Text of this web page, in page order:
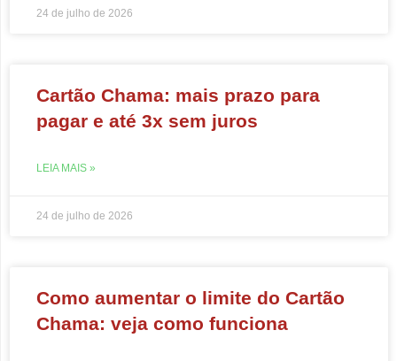
24 de julho de 2026
Cartão Chama: mais prazo para
pagar e até 3x sem juros
LEIA MAIS »
24 de julho de 2026
Como aumentar o limite do Cartão
Chama: veja como funciona